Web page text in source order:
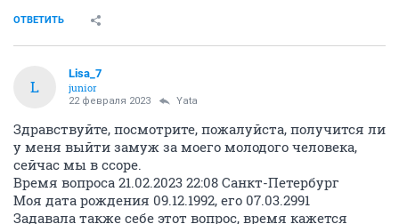
ОТВЕТИТЬ
L
Lisa_7
junior
22 февраля 2023 Yata
Здравствуйте, посмотрите, пожалуйста, получится ли
у меня выйти замуж за моего молодого человека,
сейчас мы в ссоре.
Время вопроса 21.02.2023 22:08 Санкт-Петербург
Моя дата рождения 09.12.1992, его 07.03.2991
Задавала также себе этот вопрос, время кажется